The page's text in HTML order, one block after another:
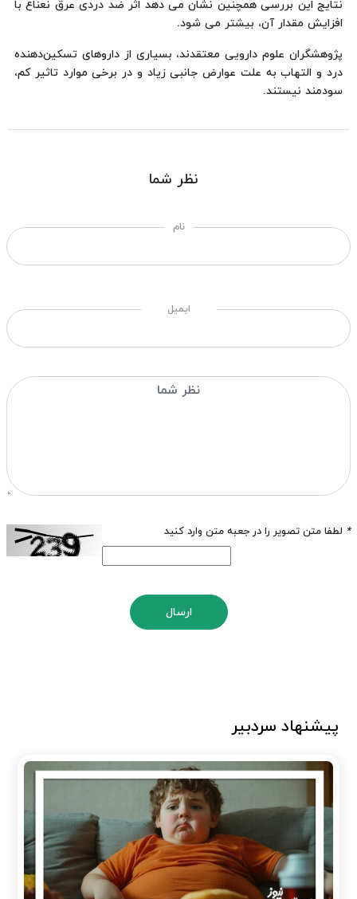
نتایج این بررسی همچنین نشان می دهد اثر ضد دردی عرق نعناع با
افزایش مقدار آن، بیشتر می شود.
پژوهشگران علوم دارویی معتقدند، بسیاری از داروهای تسكین‌دهنده
درد و التهاب به علت عوارض جانبی زیاد و در برخی موارد تاثیر كم،
سودمند نیستند.
نظر شما
نام
ایمیل
* لطفا متن تصویر را در جعبه متن وارد کنید
ارسال
پیشنهاد سردبیر